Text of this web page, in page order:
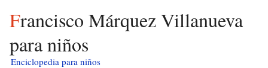
Francisco Márquez Villanueva
para niños
Enciclopedia para niños